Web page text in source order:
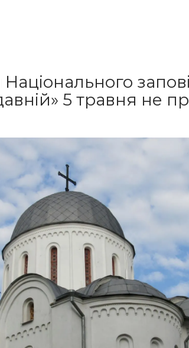
Національного
5 травня не